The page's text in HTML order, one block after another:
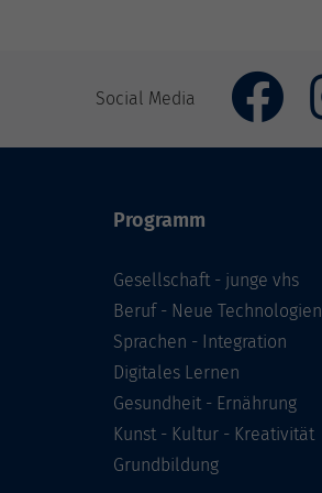
Social Media
Programm
Gesellschaft - junge vhs
Beruf - Neue Technologien
Sprachen - Integration
Digitales Lernen
Gesundheit - Ernährung
Kunst - Kultur - Kreativität
Grundbildung